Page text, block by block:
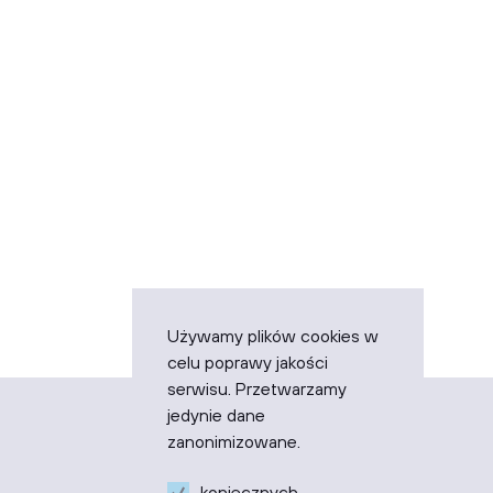
STRONA GŁÓWNA
ODPOWIEDZIALNOŚĆ
Używamy plików cookies w
celu poprawy jakości
serwisu. Przetwarzamy
jedynie dane
zanonimizowane.